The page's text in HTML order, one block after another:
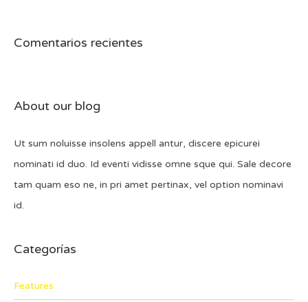
Comentarios recientes
About our blog
Ut sum noluisse insolens appell antur, discere epicurei
nominati id duo. Id eventi vidisse omne sque qui. Sale decore
tam quam eso ne, in pri amet pertinax, vel option nominavi
id.
Categorías
Features